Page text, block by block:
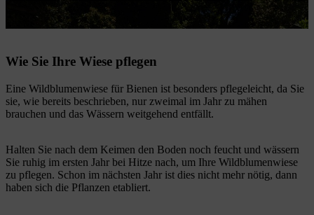
Einen herrlichen Anblick bietet die blühende Wildblumenwiese.
Wie Sie Ihre Wiese pflegen
Eine Wildblumenwiese für Bienen ist besonders pflegeleicht, da Sie
sie, wie bereits beschrieben, nur zweimal im Jahr zu mähen
brauchen und das Wässern weitgehend entfällt.
Halten Sie nach dem Keimen den Boden noch feucht und wässern
Sie ruhig im ersten Jahr bei Hitze nach, um Ihre Wildblumenwiese
zu pflegen. Schon im nächsten Jahr ist dies nicht mehr nötig, dann
haben sich die Pflanzen etabliert.